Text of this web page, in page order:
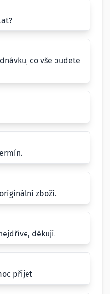
co vše budete
zboží.
děkuji.
přijet